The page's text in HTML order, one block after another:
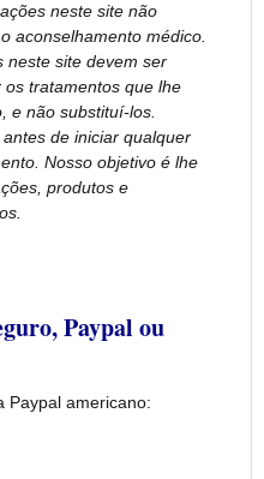
neste site não
aconselhamento médico.
neste site devem ser
tratamentos que lhe
e não substituí-los.
de iniciar qualquer
Nosso objetivo é lhe
produtos e
Paypal ou
Paypal americano: